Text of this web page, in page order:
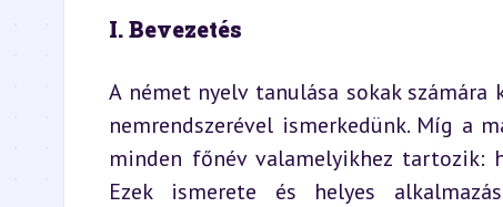
I. Bevezetés
A német nyelv tanulása sokak
nemrendszerével ismerkedünk. Míg a
minden főnév valamelyikhez tartozik:
Ezek ismerete és helyes